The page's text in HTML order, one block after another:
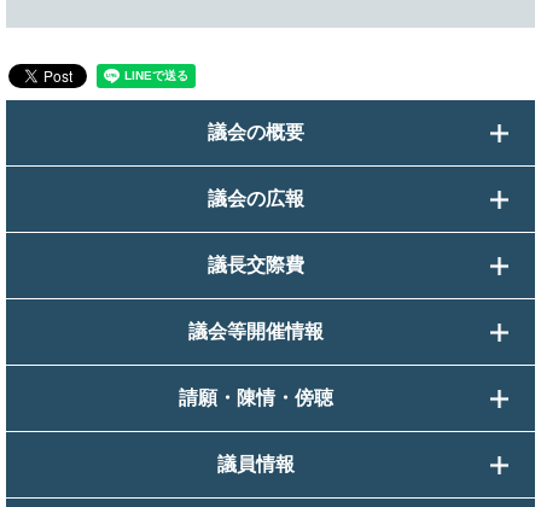
議会の概要
議会の広報
議長交際費
議会等開催情報
請願・陳情・傍聴
議員情報